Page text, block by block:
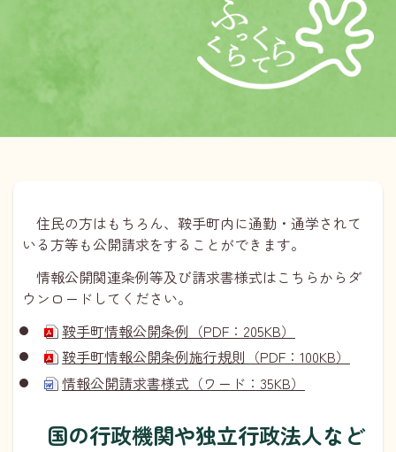
住民の方はもちろん、鞍手町内に通勤・通学されて
いる方等も公開請求をすることができます。
情報公開関連条例等及び請求書様式はこちらからダ
ウンロードしてください。
鞍手町情報公開条例（PDF：205KB）
鞍手町情報公開条例施行規則（PDF：100KB）
情報公開請求書様式（ワード：35KB）
国の行政機関や独立行政法人など